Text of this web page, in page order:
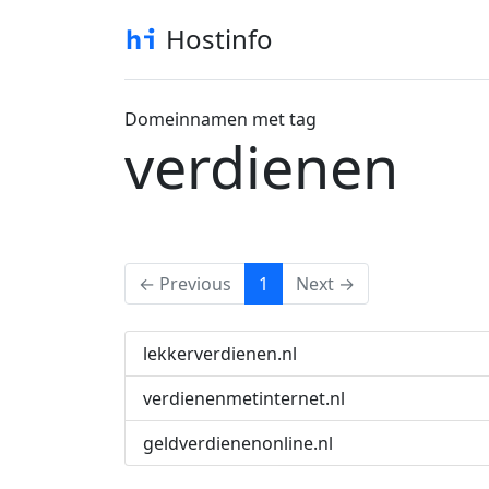
Hostinfo
Domeinnamen met tag
verdienen
← Previous 1 (current)
Next →
lekkerverdienen.nl
verdienenmetinternet.nl
geldverdienenonline.nl